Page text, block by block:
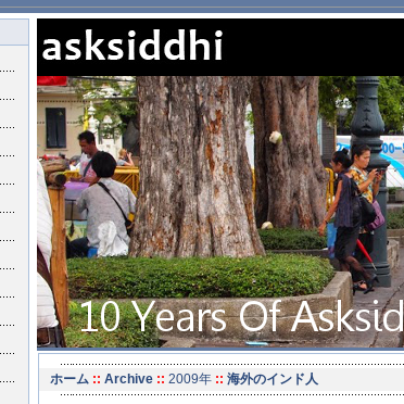
ホーム :: Archive :: 2009年 :: 海外のインド人